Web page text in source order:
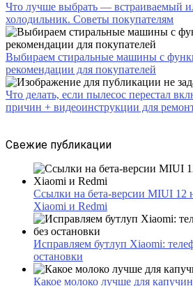
Что лучше выбрать — встраиваемый
холодильник. Советы покупателям
Выбираем стиральные машины с
рекомендации для покупателей
Что делать, если пылесос перестал
причин + видеоинструкции для
Свежие публикации
Ссылки на бета-версии MIUI 12
Xiaomi и Redmi
Исправляем бутлуп Xiaomi:
остановки
Какое молоко лучше для